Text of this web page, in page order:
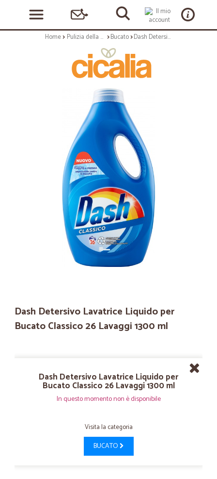
Home Pulizia della casa Bucato Dash Detersivo Lavatrice Liquido per Bucato Classico 26 Lavaggi 1300 ml
Dash Detersivo Lavatrice Liquido per
Bucato Classico 26 Lavaggi 1300 ml
Dash Detersivo Lavatrice Liquido per
Bucato Classico 26 Lavaggi 1300 ml
In questo momento non è disponibile
Visita la categoria
BUCATO